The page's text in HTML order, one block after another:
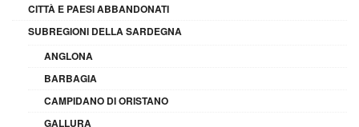
CITTÀ E PAESI ABBANDONATI
SUBREGIONI DELLA SARDEGNA
ANGLONA
BARBAGIA
CAMPIDANO DI ORISTANO
GALLURA